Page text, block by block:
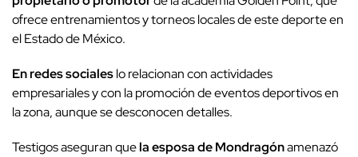
ofrece entrenamientos y torneos locales de este deporte en
el Estado de México.
En redes socialeslo relacionan con actividades
empresariales y con la promoción de eventos deportivos en
la zona, aunque se desconocen detalles.
Testigos aseguran quela esposa de Mondragónamenazó